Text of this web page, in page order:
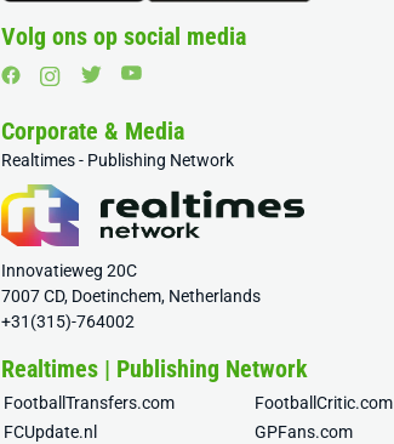
Volg ons op social media
Corporate & Media
Realtimes - Publishing Network
Innovatieweg 20C
7007 CD, Doetinchem, Netherlands
+31(315)-764002
Realtimes | Publishing Network
FootballTransfers.com
FootballCritic.com
FCUpdate.nl
GPFans.com